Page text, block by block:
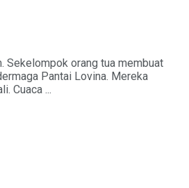
Sekelompok orang tua membuat
Pantai Lovina. Mereka
Cuaca ...